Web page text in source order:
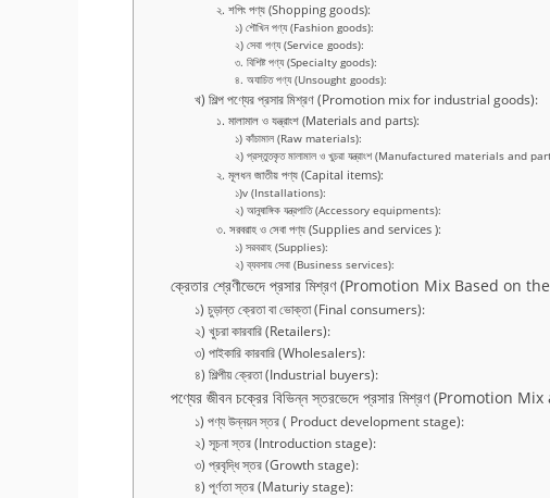
২. শপিং পণ্য (Shopping goods):
১) শৌখিন পণ্য (Fashion goods):
২) সেবা পণ্য (Service goods):
৩. বিশিষ্ট পণ্য (Specialty goods):
৪. অযাচিত পণ্য (Unsought goods):
খ) শিল্প পণ্যের প্রসার মিশ্রণ (Promotion mix for industrial goods):
১. মালামাল ও যন্ত্রাংশ (Materials and parts):
১) কাঁচামাল (Raw materials):
২) প্রস্তুতকৃত মালামাল ও খুচরা যন্ত্রাংশ (Manufactured materials and
২. মূলধন জাতীয় পণ্য (Capital items):
১)v (Installations):
২) আনুষাঙ্গিক যন্ত্রপাতি (Accessory equipments):
৩. সরবরাহ ও সেবা পণ্য (Supplies and services ):
১) সরবরাহ (Supplies):
২) ব্যবসায় সেবা (Business services):
ক্রেতার শ্রেণীভেদে প্রসার মিশ্রণ (Promotion Mix Based on
১) চুড়ান্ত ক্রেতা বা ভোক্তা (Final consumers):
২) খুচরা কারবারি (Retailers):
৩) পাইকারি কারবারি (Wholesalers):
৪) শিল্পীয় ক্রেতা (Industrial buyers):
পণ্যের জীবন চক্রের বিভিন্ন স্তরভেদে প্রসার মিশ্রণ
১) পণ্য উন্নয়ন স্তর ( Product development stage):
২) সূচনা স্তর (Introduction stage):
৩) প্রবৃদ্ধি স্তর (Growth stage):
৪) পূর্ণতা স্তর (Maturiy stage):